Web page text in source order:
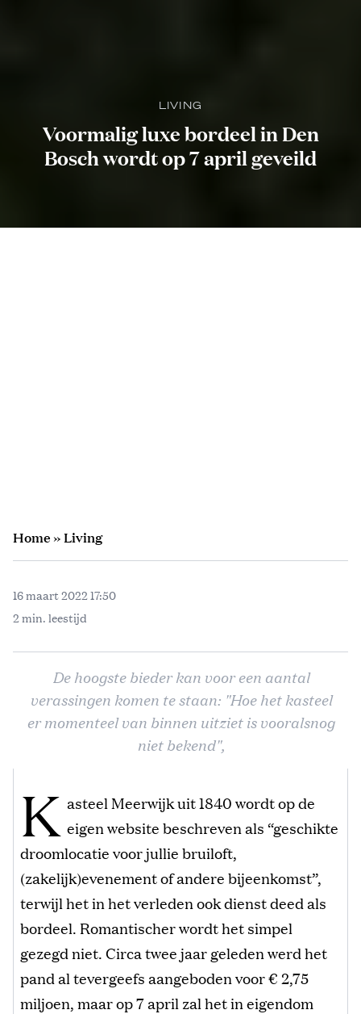
LIVING
Voormalig luxe bordeel in Den
Bosch wordt op 7 april geveild
Home»Living
16 maart 2022 17:50
2 min. leestijd
De hoogste bieder kan voor een aantal
verassingen komen te staan: "Hoe het kasteel
er momenteel van binnen uitziet is vooralsnog
niet bekend",
K asteel Meerwijk uit 1840 wordt op de
eigen website beschreven als “geschikte
droomlocatie voor jullie bruiloft,
(zakelijk)evenement of andere bijeenkomst”,
terwijl het in het verleden ook dienst deed als
bordeel. Romantischer wordt het simpel
gezegd niet. Circa twee jaar geleden werd het
pand al tevergeefs aangeboden voor € 2,75
miljoen, maar op 7 april zal het in eigendom